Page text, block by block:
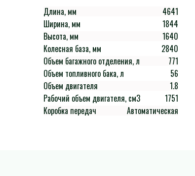
Длина, мм
4641
Ширина, мм
1844
Высота, мм
1640
Колесная база, мм
2840
Объем багажного отделения, л
771
Объем топливного бака, л
56
Объем двигателя
1.8
Рабочий объем двигателя, см3
1751
Коробка передач
Автоматическая